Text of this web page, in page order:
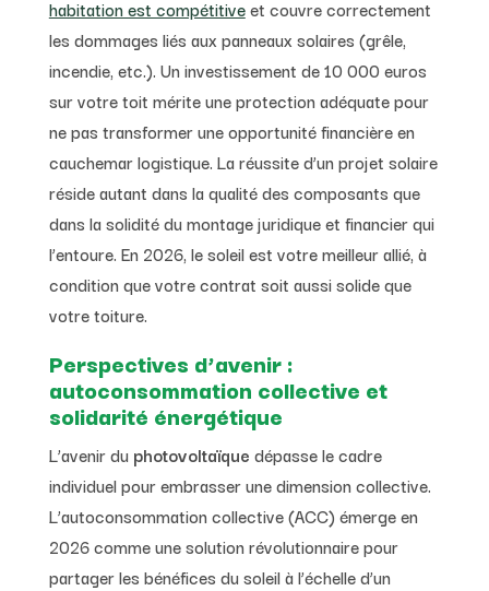
habitation est compétitiveet couvre correctement
les dommages liés aux panneaux solaires (grêle,
incendie, etc.). Un investissement de 10 000 euros
sur votre toit mérite une protection adéquate pour
ne pas transformer une opportunité financière en
cauchemar logistique. La réussite d’un projet solaire
réside autant dans la qualité des composants que
dans la solidité du montage juridique et financier qui
l’entoure. En 2026, le soleil est votre meilleur allié, à
condition que votre contrat soit aussi solide que
votre toiture.
Perspectives d’avenir :
autoconsommation collective et
solidarité énergétique
L’avenir du photovoltaïque dépasse le cadre
individuel pour embrasser une dimension collective.
L’autoconsommation collective (ACC) émerge en
2026 comme une solution révolutionnaire pour
partager les bénéfices du soleil à l’échelle d’un